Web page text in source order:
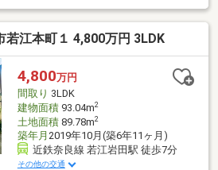
広々としたLDKを採用♪○近鉄奈良線
分！○お買物施設が充実した生活便利
◆ハウスフリーダムは【東証スタン
動産購入や住宅ローンについては、ハ
さい♪（ご来店の際は、店舗に駐車場を
若江本町１ 4,800万円 3LDK
4,800万円
間取り 3LDK
建物面積93.04m2
土地面積89.78m2
築年月 2019年10月(築6年11ヶ月)
近鉄奈良線 若江岩田駅 徒歩7分
その他の交通